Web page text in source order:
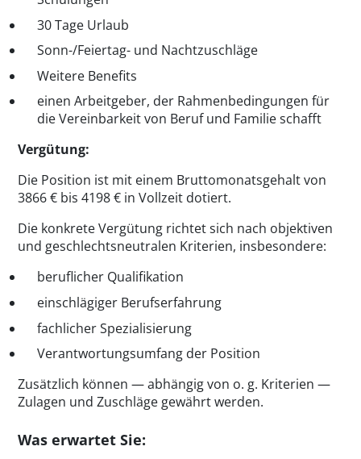
30 Tage Urlaub
Sonn-/Feiertag- und Nachtzuschläge
Weitere Benefits
einen Arbeitgeber, der Rahmenbedingungen für
die Vereinbarkeit von Beruf und Familie schafft
Vergütung:
Die Position ist mit einem Bruttomonatsgehalt von
3866 € bis 4198 € in Vollzeit dotiert.
Die konkrete Vergütung richtet sich nach objektiven
und geschlechtsneutralen Kriterien, insbesondere:
beruflicher Qualifikation
einschlägiger Berufserfahrung
fachlicher Spezialisierung
Verantwortungsumfang der Position
Zusätzlich können — abhängig von o. g. Kriterien —
Zulagen und Zuschläge gewährt werden.
Was erwartet Sie: